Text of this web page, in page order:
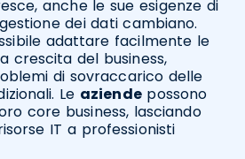
anche le sue esigenze di
dei dati cambiano.
adattare facilmente le
crescita del business,
di sovraccarico delle
Le aziendepossono
core business, lasciando
IT a professionisti